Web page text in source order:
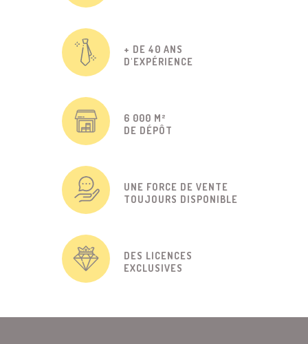
+ DE 40 ANS
D'EXPÉRIENCE
6 000 M²
DE DÉPÔT
UNE FORCE DE VENTE
TOUJOURS DISPONIBLE
DES LICENCES
EXCLUSIVES